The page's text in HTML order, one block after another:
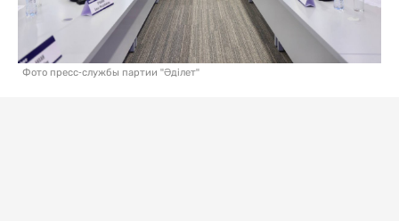
Фото пресс-службы партии "Әділет"